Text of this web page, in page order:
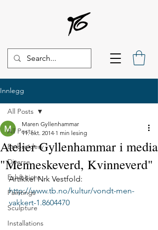
Innlegg
All Posts
Embroidery
Diverse
Exhibitions
Paintings
Sculpture
Installations
All Posts
Atelier Gyllenhammar i media
"Menneskeverd, Kvinneverd"
Maren Gyllenhammar
11. okt. 2014 1 min lesing
Artikkel Nrk Vestfold:
http://www.tb.no/kultur/vondt-men-
vakkert-1.8604470